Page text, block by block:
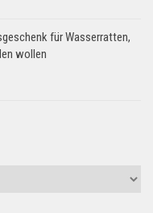
für Wasserratten,
wollen